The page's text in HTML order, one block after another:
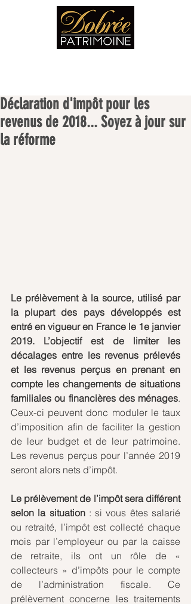
Déclaration d'impôt pour les
revenus de 2018... Soyez à jour sur
la réforme
Le prélèvement à la source, utilisé par
la plupart des pays développés est
entré en vigueur en France le 1e janvier
2019. L’objectif est de limiter les
décalages entre les revenus prélevés
et les revenus perçus en prenant en
compte les changements de situations
familiales ou financières des ménages.
Ceux-ci peuvent donc moduler le taux
d’imposition afin de faciliter la gestion
de leur budget et de leur patrimoine.
Les revenus perçus pour l’année 2019
seront alors nets d’impôt.
Le prélèvement de l’impôt sera différent
selon la situation : si vous êtes salarié
ou retraité, l’impôt est collecté chaque
mois par l’employeur ou par la caisse
de retraite, ils ont un rôle de «
collecteurs » d’impôts pour le compte
de l’administration fiscale. Ce
prélèvement concerne les traitements